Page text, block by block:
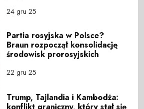
24 gru 25
Partia rosyjska w Polsce?
Braun rozpoczął konsolidację
środowisk prorosyjskich
22 gru 25
Trump, Tajlandia i Kambodża: